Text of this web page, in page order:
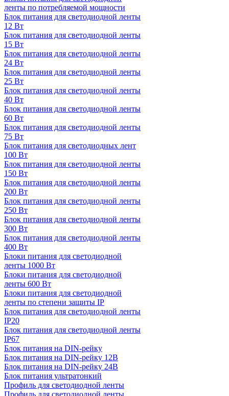
ленты по потребляемой мощности
Блок питания для светодиодной ленты
12 Вт
Блок питания для светодиодной ленты
15 Вт
Блок питания для светодиодной ленты
24 Вт
Блок питания для светодиодной ленты
25 Вт
Блок питания для светодиодной ленты
40 Вт
Блок питания для светодиодной ленты
60 Вт
Блок питания для светодиодной ленты
75 Вт
Блок питания для светодиодных лент
100 Вт
Блок питания для светодиодной ленты
150 Вт
Блок питания для светодиодной ленты
200 Вт
Блок питания для светодиодной ленты
250 Вт
Блок питания для светодиодной ленты
300 Вт
Блок питания для светодиодной ленты
400 Вт
Блоки питания для светодиодной
ленты 1000 Вт
Блоки питания для светодиодной
ленты 600 Вт
Блоки питания для светодиодной
ленты по степени защиты IP
Блок питания для светодиодной ленты
IP20
Блок питания для светодиодной ленты
IP67
Блок питания на DIN-рейку
Блок питания на DIN-рейку 12В
Блок питания на DIN-рейку 24В
Блок питания ультратонкий
Профиль для светодиодной ленты
Профиль для светодиодной ленты